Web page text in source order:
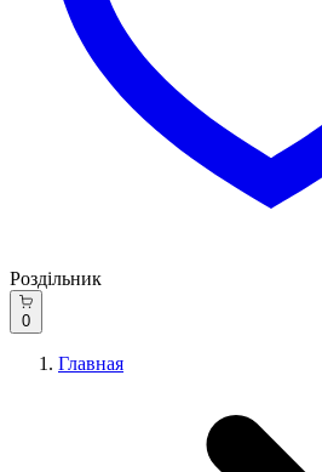
Роздільник
0
Главная